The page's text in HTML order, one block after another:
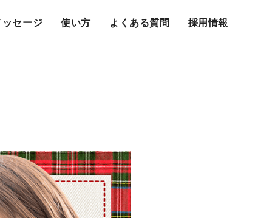
セージ 使い方 よくある質問 採用情報